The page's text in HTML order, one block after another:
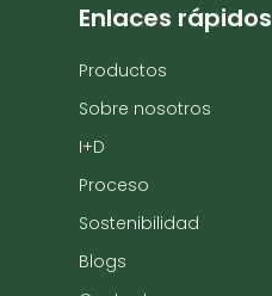
Enlaces rápidos
Productos
Sobre nosotros
I+D
Proceso
Sostenibilidad
Blogs